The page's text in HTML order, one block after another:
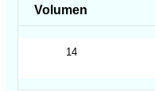
Volumen
14